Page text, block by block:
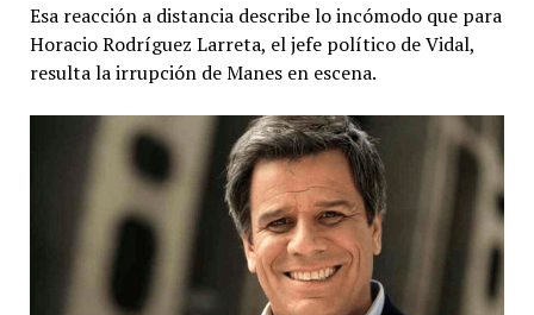
Esa reacción a distancia describe lo incómodo que para
Horacio Rodríguez Larreta, el jefe político de Vidal,
resulta la irrupción de Manes en escena.